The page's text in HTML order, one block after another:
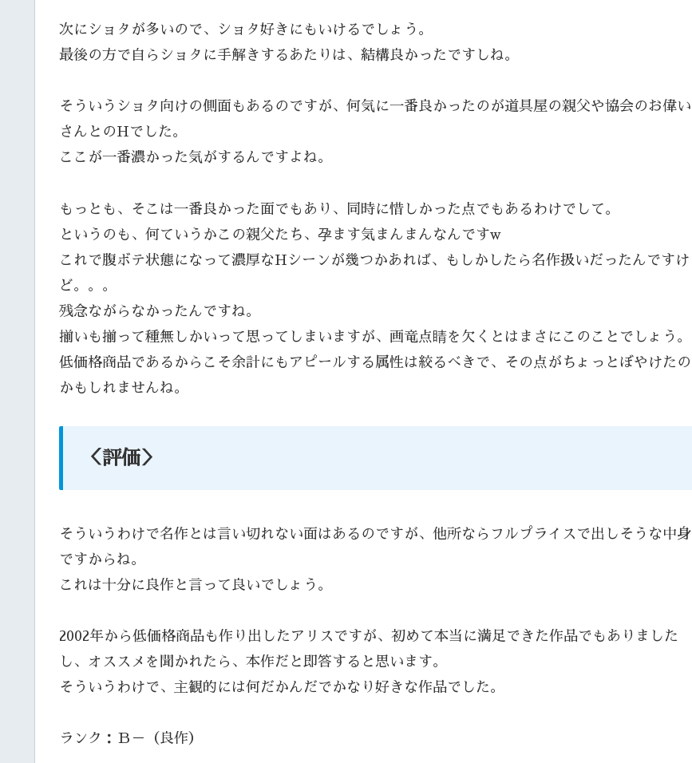
次にショタが多いので、ショタ好きにもいけるでしょう。
最後の方で自らショタに手解きするあたりは、結構良かったですしね。
そういうショタ向けの側面もあるのですが、何気に一番良かったのが道具屋の親父や協会のお偉い
さんとのHでした。
ここが一番濃かった気がするんですよね。
もっとも、そこは一番良かった面でもあり、同時に惜しかった点でもあるわけでして。
というのも、何ていうかこの親父たち、孕ます気まんまんなんですw
これで腹ボテ状態になって濃厚なHシーンが幾つかあれば、もしかしたら名作扱いだったんですけ
ど。。。
残念ながらなかったんですね。
揃いも揃って種無しかいって思ってしまいますが、画竜点睛を欠くとはまさにこのことでしょう。
低価格商品であるからこそ余計にもアピールする属性は絞るべきで、その点がちょっとぼやけたの
かもしれませんね。
＜評価＞
そういうわけで名作とは言い切れない面はあるのですが、他所ならフルプライスで出しそうな中身
ですからね。
これは十分に良作と言って良いでしょう。
2002年から低価格商品も作り出したアリスですが、初めて本当に満足できた作品でもありました
し、オススメを聞かれたら、本作だと即答すると思います。
そういうわけで、主観的には何だかんだでかなり好きな作品でした。
ランク：Ｂ－（良作）